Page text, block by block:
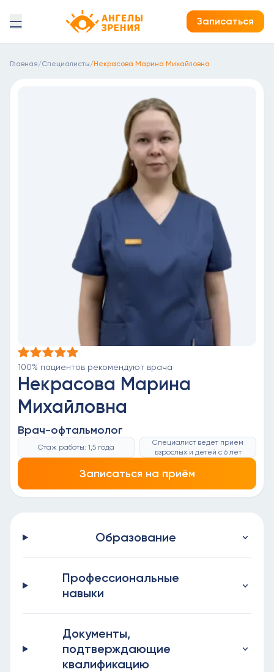
Детская офтальмология Ангелы зрения!
Записаться
Главная/Специалисты/Некрасова Марина Михайловна
100% пациентов рекомендуют врача
Некрасова Марина
Михайловна
Врач-офтальмолог
Стаж работы: 1,5 года
Специалист ведет прием
взрослых и детей с 6 лет
Записаться на приём
Образование
Профессиональные
навыки
Документы,
подтверждающие
квалификацию